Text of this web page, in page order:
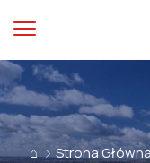
⌂ Strona